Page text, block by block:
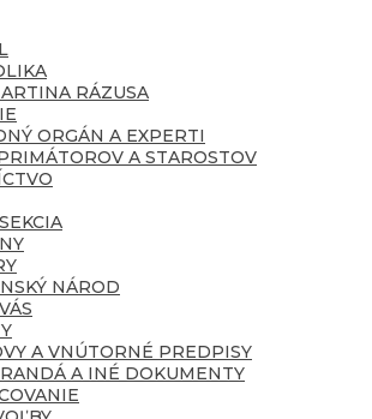
RÁZUSA
ORGÁN A EXPERTI
A STAROSTOV
NÁROD
A VNÚTORNÉ PREDPISY
A INÉ DOKUMENTY